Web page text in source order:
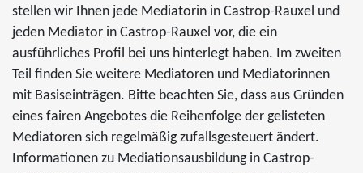
stellen wir Ihnen jede Mediatorin in Castrop-Rauxel und
jeden Mediator in Castrop-Rauxel vor, die ein
ausführliches Profil bei uns hinterlegt haben. Im zweiten
Teil finden Sie weitere Mediatoren und Mediatorinnen
mit Basiseinträgen. Bitte beachten Sie, dass aus Gründen
eines fairen Angebotes die Reihenfolge der gelisteten
Mediatoren sich regelmäßig zufallsgesteuert ändert.
Informationen zu Mediationsausbildung in Castrop-